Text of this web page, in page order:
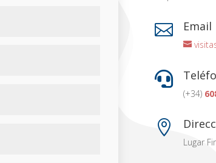
 Email

(+34)

Lugar